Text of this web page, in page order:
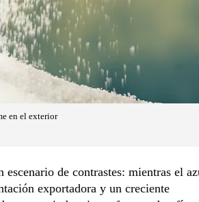
en el exterior
de contrastes: mientras el
exportadora y un creciente